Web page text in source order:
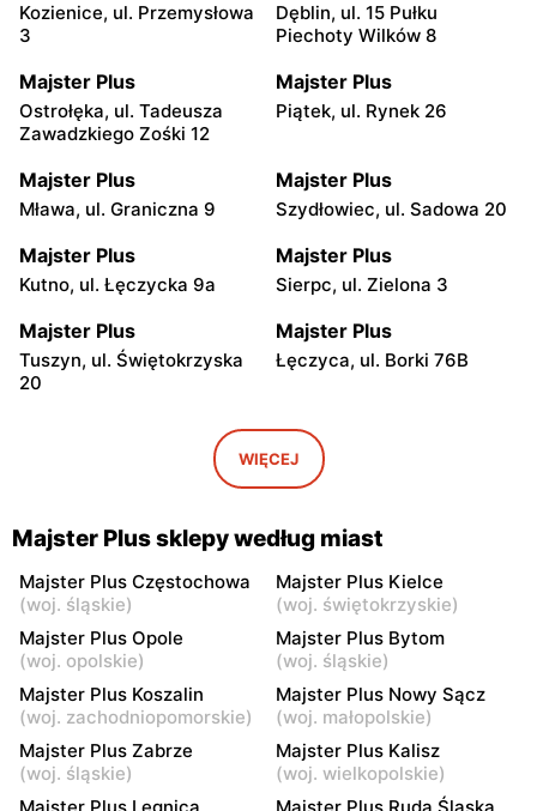
Kozienice, ul. Przemysłowa
3
Dęblin, ul. 15 Pułku
Piechoty Wilków 8
Majster Plus
Ostrołęka, ul. Tadeusza
Zawadzkiego Zośki 12
Majster Plus
Piątek, ul. Rynek 26
Majster Plus
Mława, ul. Graniczna 9
Majster Plus
Szydłowiec, ul. Sadowa 20
Majster Plus
Kutno, ul. Łęczycka 9a
Majster Plus
Sierpc, ul. Zielona 3
Majster Plus
Tuszyn, ul. Świętokrzyska
20
Majster Plus
Łęczyca, ul. Borki 76B
Majster Plus
Poniatowa, ul. Kraczewicka
73
Majster Plus
Rypin, ul. Mławska 44K
Majster Plus
Kłodawa, ul. Łąkowa 1
Majster Plus
Poddębice, ul. Ogrodowa 2
Majster Plus
Bełchatów, ul. Józefa
Piłsudskiego 15
Majster Plus
Szczytno, ul. Żwirki i
Wigury 3
Majster Plus
Wieniec, ul. Parkowa 49
Majster Plus Majster Plus
WIĘCEJ
Majster Plus sklepy według miast
Majster Plus Częstochowa
(woj. śląskie)
Majster Plus Kielce
(woj. świętokrzyskie)
Majster Plus Opole
(woj. opolskie)
Majster Plus Bytom
(woj. śląskie)
Majster Plus Koszalin
(woj. zachodniopomorskie)
Majster Plus Nowy Sącz
(woj. małopolskie)
Majster Plus Zabrze
(woj. śląskie)
Majster Plus Kalisz
(woj. wielkopolskie)